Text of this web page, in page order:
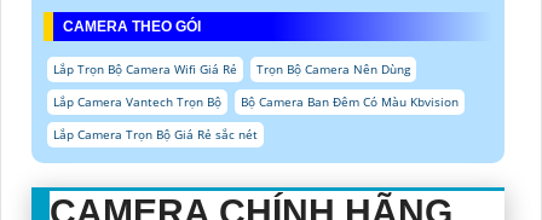
CAMERA THEO GÓI
Lắp Trọn Bộ Camera Wifi Giá Rẻ
Trọn Bộ Camera Nên Dùng
Lắp Camera Vantech Trọn Bộ
Bộ Camera Ban Đêm Có Màu Kbvision
Lắp Camera Trọn Bộ Giá Rẻ sắc nét